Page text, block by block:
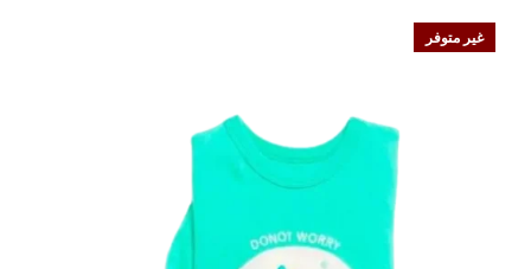
غير متوفر